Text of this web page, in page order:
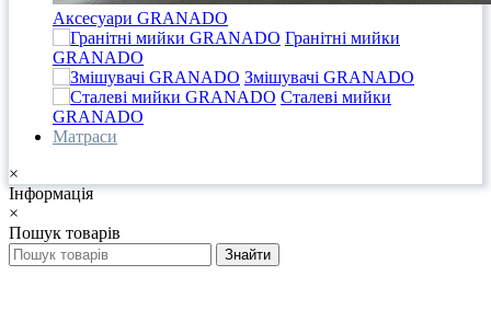
Аксесуари GRANADO
Гранітні мийки
GRANADO
Змішувачі GRANADO
Сталеві мийки
GRANADO
Матраси
×
Інформація
×
Пошук товарів